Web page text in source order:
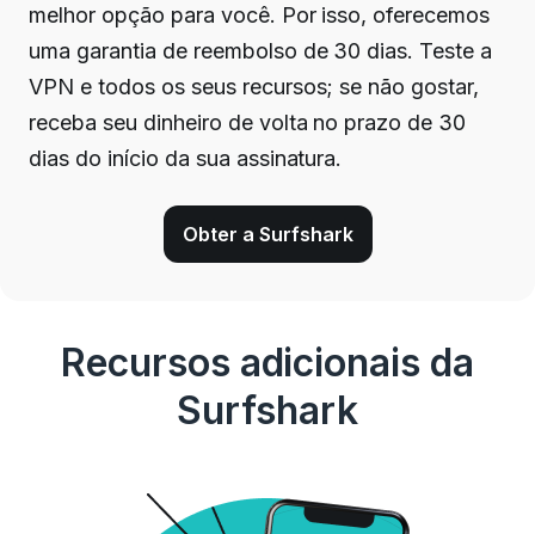
melhor opção para você. Por isso, oferecemos
uma garantia de reembolso de 30 dias. Teste a
VPN e todos os seus recursos; se não gostar,
receba seu dinheiro de volta no prazo de 30
dias do início da sua assinatura.
Obter a Surfshark
Recursos adicionais da
Surfshark